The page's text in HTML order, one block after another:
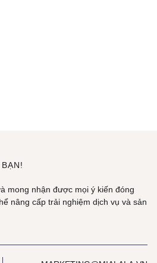
mong nhận được mọi ý kiến đóng
nâng cấp trải nghiệm dịch vụ và sản